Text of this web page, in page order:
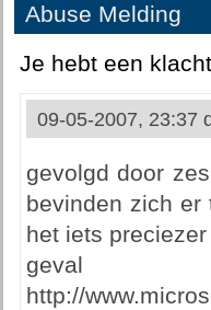
Abuse Melding
Je hebt een
09-05-2007, 23:37
gevolgd door
bevinden zich er
het iets
geval
http://